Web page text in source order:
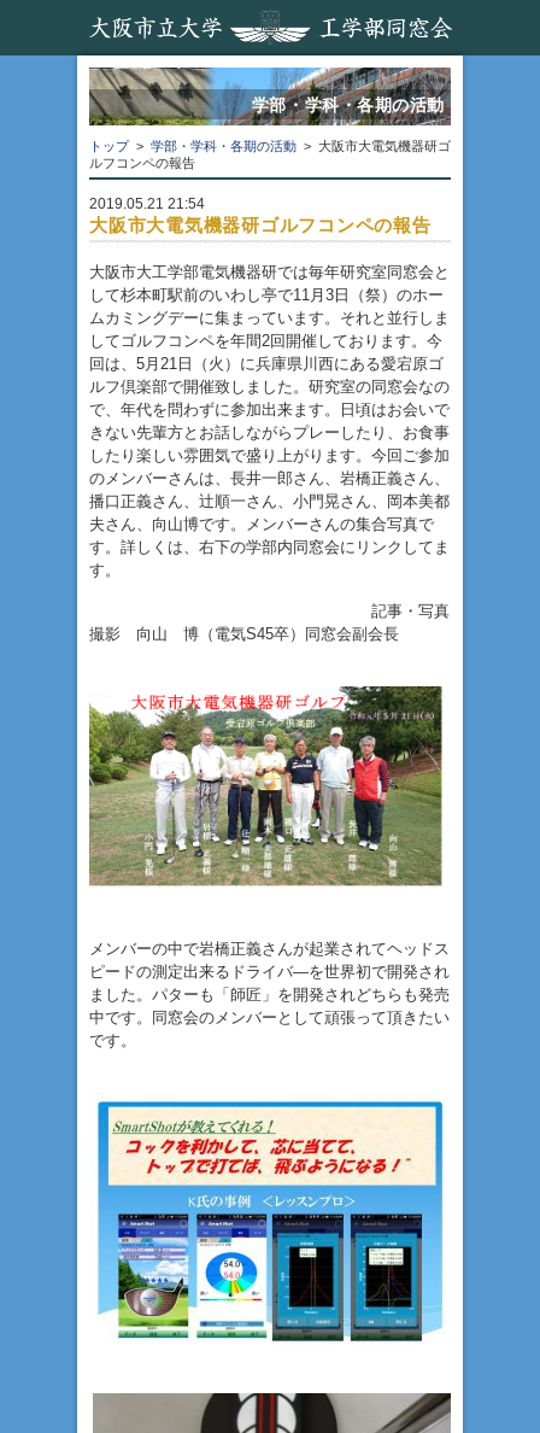
学部・学科・各期の活動
トップ > 学部・学科・各期の活動 > 大阪市大電気機器研ゴ
ルフコンペの報告
2019.05.21 21:54
大阪市大電気機器研ゴルフコンペの報告
大阪市大工学部電気機器研では毎年研究室同窓会と
して杉本町駅前のいわし亭で11月3日（祭）のホー
ムカミングデーに集まっています。それと並行しま
してゴルフコンペを年間2回開催しております。今
回は、5月21日（火）に兵庫県川西にある愛宕原ゴ
ルフ倶楽部で開催致しました。研究室の同窓会なの
で、年代を問わずに参加出来ます。日頃はお会いで
きない先輩方とお話しながらプレーしたり、お食事
したり楽しい雰囲気で盛り上がります。今回ご参加
のメンバーさんは、長井一郎さん、岩橋正義さん、
播口正義さん、辻順一さん、小門晃さん、岡本美都
夫さん、向山博です。メンバーさんの集合写真で
す。詳しくは、右下の学部内同窓会にリンクしてま
す。
記事・写真
撮影 向山 博（電気S45卒）同窓会副会長
メンバーの中で岩橋正義さんが起業されてヘッドス
ピードの測定出来るドライバ―を世界初で開発され
ました。パターも「師匠」を開発されどちらも発売
中です。同窓会のメンバーとして頑張って頂きたい
です。